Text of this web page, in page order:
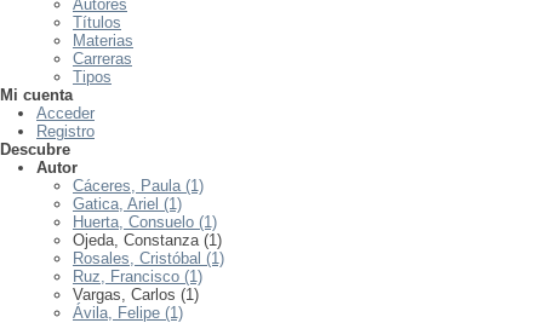
Autores
Títulos
Materias
Carreras
Tipos
Mi cuenta
Acceder
Registro
Descubre
Autor
Cáceres, Paula (1)
Gatica, Ariel (1)
Huerta, Consuelo (1)
Ojeda, Constanza (1)
Rosales, Cristóbal (1)
Ruz, Francisco (1)
Vargas, Carlos (1)
Ávila, Felipe (1)